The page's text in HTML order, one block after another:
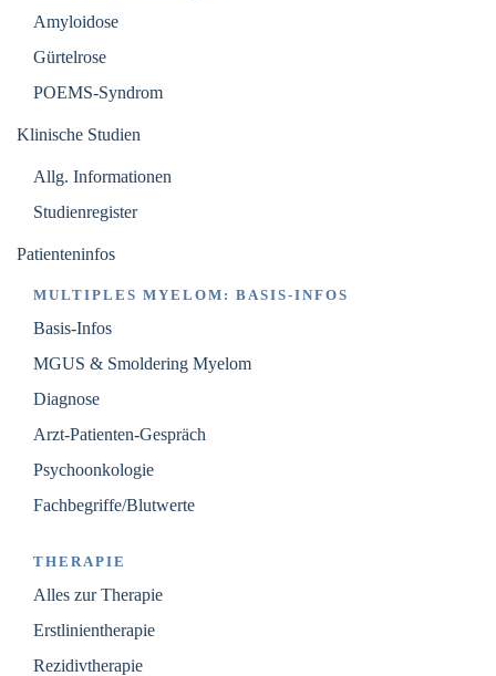
Amyloidose
Gürtelrose
POEMS-Syndrom
Klinische Studien
Allg. Informationen
Studienregister
Patienteninfos
MULTIPLES MYELOM: BASIS-INFOS
Basis-Infos
MGUS & Smoldering Myelom
Diagnose
Arzt-Patienten-Gespräch
Psychoonkologie
Fachbegriffe/Blutwerte
THERAPIE
Alles zur Therapie
Erstlinientherapie
Rezidivtherapie